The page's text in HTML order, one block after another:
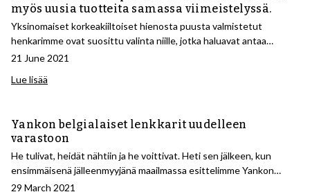
myös uusia tuotteita samassa viimeistelyssä.
Yksinomaiset korkeakiiltoiset hienosta puusta valmistetut
henkarimme ovat suosittu valinta niille, jotka haluavat antaa
vaatekaapilleen aivan uudenlaisen ilmeen, saada hienompia
vaatekaupalle, joka haluaa korkealaatuista tavaraa, jossa on
21 June 2021
Lue lisää
Yankon belgialaiset lenkkarit uudelleen
varastoon
He tulivat, heidät nähtiin ja he voittivat. Heti sen jälkeen, kun
ensimmäisenä jälleenmyyjänä maailmassa esittelimme Yankon
belgialaiset loaferit viime kesänä, oli selvää, että nämä olivat ne
29 March 2021